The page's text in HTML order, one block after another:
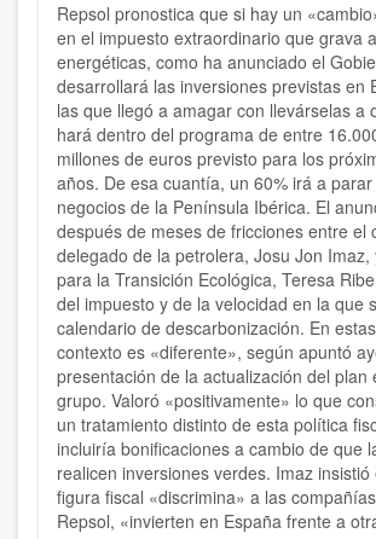
Repsol pronostica que si hay un
en el impuesto extraordinario que grava
energéticas, como ha anunciado el
desarrollará las inversiones previstas en
las que llegó a amagar con llevárselas a
hará dentro del programa de entre
millones de euros previsto para los
años. De esa cuantía, un 60% irá a
negocios de la Península Ibérica. El
después de meses de fricciones entre el
delegado de la petrolera, Josu Jon Imaz,
para la Transición Ecológica, Teresa
del impuesto y de la velocidad en la que
calendario de descarbonización. En
contexto es «diferente», según apuntó
presentación de la actualización del plan
grupo. Valoró «positivamente» lo que
un tratamiento distinto de esta política
incluiría bonificaciones a cambio de que
realicen inversiones verdes. Imaz
figura fiscal «discrimina» a las
Repsol, «invierten en España frente a